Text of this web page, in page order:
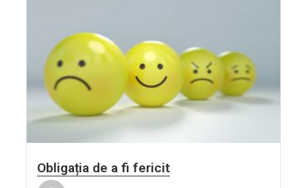
Obligația de a fi fericit